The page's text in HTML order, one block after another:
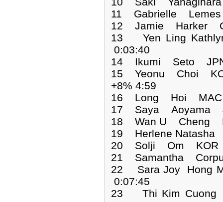
11 Gabrielle
12 Jamie Harker
13 Yen Ling
0:03:40
14 Ikumi Seto
15 Yeonu Choi
+8% 4:59
16 Long Hoi MAC
17 Saya Aoyama
18 Wan U Cheng
19 Herlene
20 Solji Om KOR
21 Samantha
22 Sara Joy
0:07:45
23 Thi Kim